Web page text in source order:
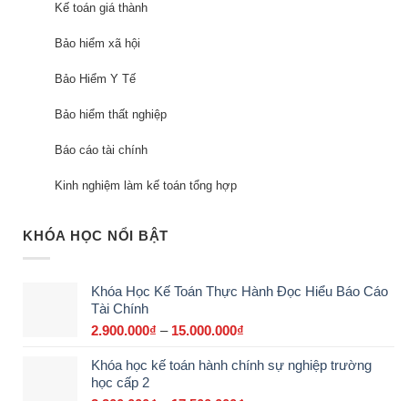
Kế toán giá thành
Bảo hiểm xã hội
Bảo Hiểm Y Tế
Bảo hiểm thất nghiệp
Báo cáo tài chính
Kinh nghiệm làm kế toán tổng hợp
KHÓA HỌC NỔI BẬT
Khóa Học Kế Toán Thực Hành Đọc Hiểu Báo Cáo
Tài Chính
2.900.000₫ – 15.000.000₫
từ
Khóa học kế toán hành chính sự nghiệp trường
học cấp 2